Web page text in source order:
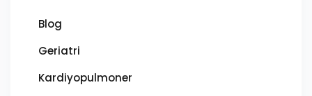
Blog
Geriatri
Kardiyopulmoner